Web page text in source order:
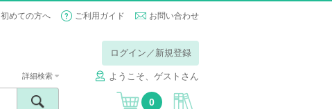
初めての方へ ご利用ガイド お問い合わせ
ログイン／新規登録
ようこそ、ゲストさん
詳細検索
0